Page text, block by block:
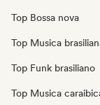
Top Bossa nova
Top Musica
Top Funk brasiliano
Top Musica